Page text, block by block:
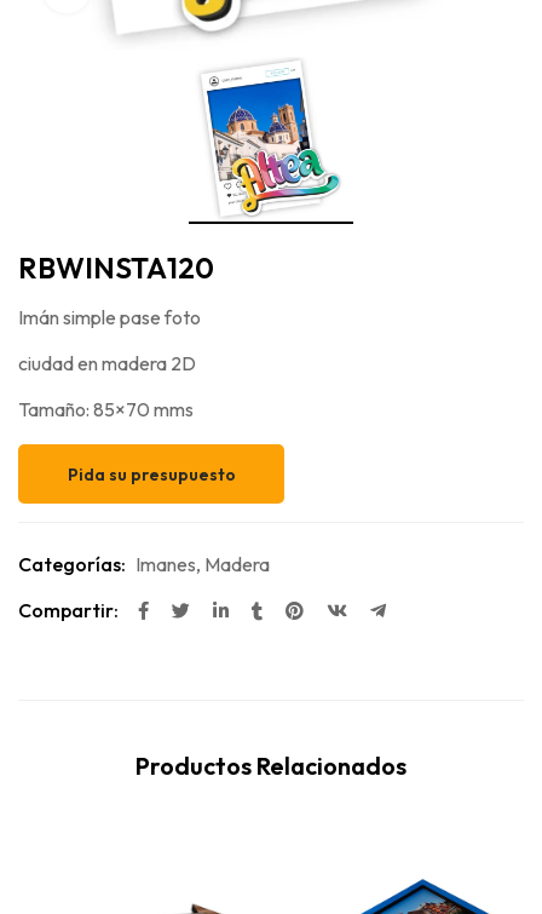
RBWINSTA120
Imán simple pase foto
ciudad en madera 2D
Tamaño: 85×70 mms
Pida su presupuesto
Categorías: Imanes, Madera
Compartir:
Productos Relacionados